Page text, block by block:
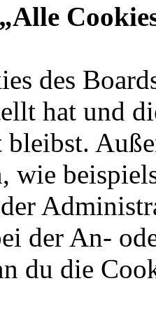
des
hat und
bleibst.
wie
der An-
du die